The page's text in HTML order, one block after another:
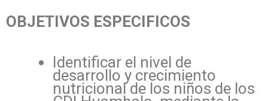
OBJETIVOS ESPECIFICOS
Identificar el nivel de
desarrollo y crecimiento
nutricional de los niños de los